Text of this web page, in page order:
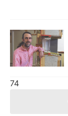
74